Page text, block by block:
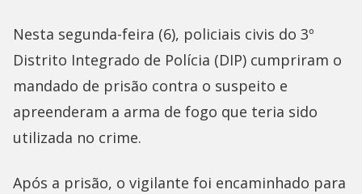
Nesta segunda-feira (6), policiais civis do 3º
Distrito Integrado de Polícia (DIP) cumpriram o
mandado de prisão contra o suspeito e
apreenderam a arma de fogo que teria sido
utilizada no crime.
Após a prisão, o vigilante foi encaminhado para